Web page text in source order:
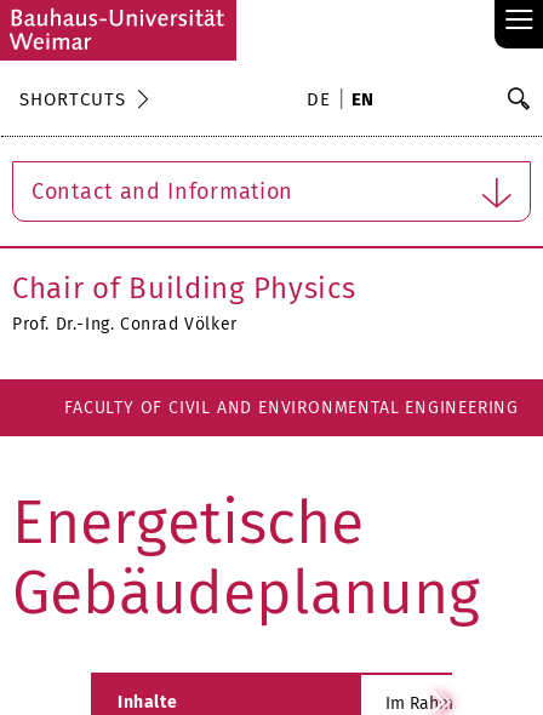
≡
SHORTCUTS DE EN
Contact and Information
Chair of Building Physics
Prof. Dr.-Ing. Conrad Völker
FACULTY OF CIVIL AND ENVIRONMENTAL ENGINEERING
Energetische
Gebäudeplanung
Inhalte Im Rahmen der